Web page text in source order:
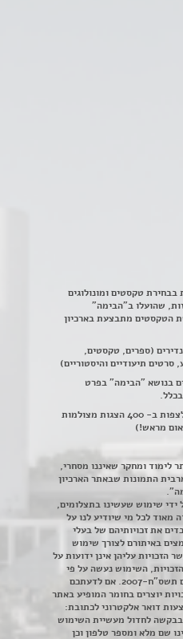
בבחירת טקסטים ומונולוגים
מ – 3500 מחזות, שהועלו ב"הבימה"
הטקסטים מתבצעת בארכיון
(ספרים, טקסטים,
תיעודיים והיסטוריים)
בנושא "הבימה" בפרט
.
חדר הצפייה מרווח ובו ניתן לצפות ב- 400 הצגות מצולמות
מראש!)
לימוד ומחקר שאיננו מסחרי,
התמונות שבאתר הארכיון
ידי שימוש שעשינו בתצלומים,
לכל מי שיודיע לנו על
את זכויותיהם של בעלי
באיתורם לצורך שימוש
הזכויות עליהן אינן ידועות על
השימוש נעשה על פי
סעיף 27א לחוק זכויות יוצרים תשס"ח-2007. אם לדעתכם
יוצרים בחומר המופיע באתר
דואר אלקטרוני לכתובת:
לחדול מעשיית השימוש
שם מלא ומספר טלפון וכן